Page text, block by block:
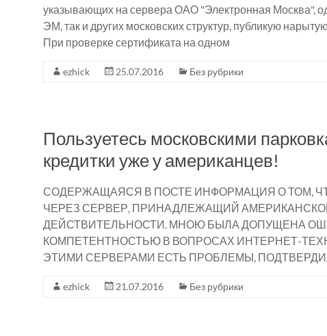
указывающих на сервера ОАО "Электронная Москва",
ЭМ, так и других московских структур, публикую
При проверке сертификата на одном
ezhick 25.07.2016 Без рубрики
Пользуетесь московскими
кредитки уже у американцев!
СОДЕРЖАЩАЯСЯ В ПОСТЕ ИНФОРМАЦИЯ О ТОМ,
ЧЕРЕЗ СЕРВЕР, ПРИНАДЛЕЖАЩИЙ
ДЕЙСТВИТЕЛЬНОСТИ. МНОЮ БЫЛА ДОПУЩЕНА
КОМПЕТЕНТНОСТЬЮ В ВОПРОСАХ ИНТЕРНЕТ-
ЭТИМИ СЕРВЕРАМИ ЕСТЬ ПРОБЛЕМЫ,
ezhick 21.07.2016 Без рубрики